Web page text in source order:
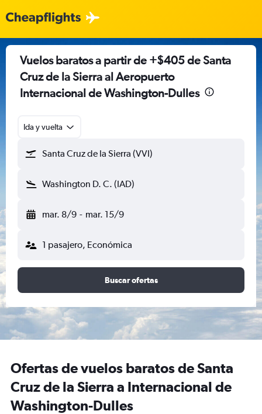
Vuelos baratos a partir de +$405 de Santa
Cruz de la Sierra al Aeropuerto
Internacional de Washington-Dulles
Ida y vuelta
Santa Cruz de la Sierra (VVI)
Washington D. C. (IAD)
mar. 8/9 - mar. 15/9
1 pasajero, Económica
Buscar ofertas
Ofertas de vuelos baratos de Santa
Cruz de la Sierra a Internacional de
Washington-Dulles